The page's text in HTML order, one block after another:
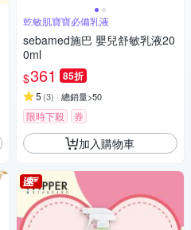
乾敏肌寶寶必備乳液
sebamed施巴 嬰兒舒敏乳液20
0ml
$361 85折
5 (3) 總銷量>50
限時下殺 券
加入購物車